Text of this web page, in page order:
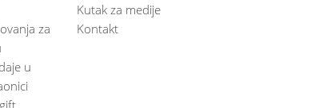
za
u
Kutak za medije
Kontakt